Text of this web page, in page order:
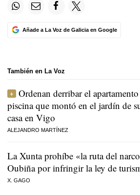
Añade a La Voz de Galicia en Google
También en La Voz
Ordenan derribar el
piscina que montó en el jardín de
casa en Vigo
ALEJANDRO MARTÍNEZ
La Xunta prohíbe «la ruta del
Oubiña por infringir la ley de
X. GAGO